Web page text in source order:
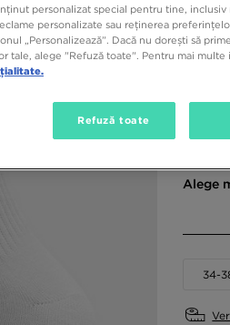
Culori
Alege
34-
personalizat special pentru tine, inclusiv
personalizate sau reținerea
„Personalizează”. Dacă nu dorești să
tale, alege "Refuză toate". Pentru mai multe
Refuză toate